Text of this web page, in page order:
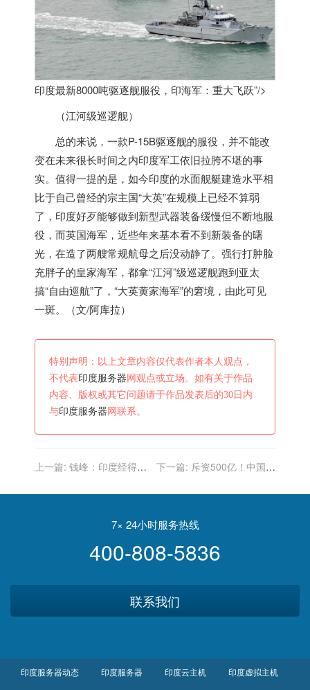
印度最新8000吨驱逐舰服役，印海军：重大飞跃”/>
（江河级巡逻舰）
总的来说，一款P-15B驱逐舰的服役，并不能改
变在未来很长时间之内印度军工依旧拉胯不堪的事
实。值得一提的是，如今印度的水面舰艇建造水平相
比于自己曾经的宗主国“大英”在规模上已经不算弱
了， 印度好歹能够做到新型武器装备缓慢但不断地服
役，而英国海军，近些年来基本看不到新装备的曙
光，在造了两艘常规航母之后没动静了。强行打肿脸
充胖子的皇家海军，都拿“江河”级巡逻舰跑到亚太
搞“自由巡航”了，“大英黄家海军”的窘境，由此可见
一斑。（文/阿库拉）
特别声明：以上文章内容仅代表作者本人观点，
不代表 印度服务器 网观点或立场。如有关于作品
内容、版权或其它问题请于作品发表后的30日内
与印度服务器 网联系。
上一篇: 钱峰：印度经得住
下一篇: 斥资500亿！中国帮
日本追悔莫及
7× 24小时服务热线
400-808-5836
联系我们
印度服务器动态 印度服务器 印度云主机 印度虚拟主机